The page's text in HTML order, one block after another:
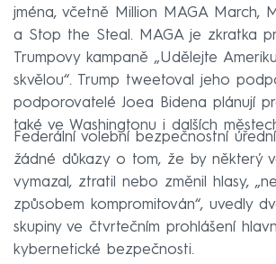
jména, včetně Million MAGA March,
a Stop the Steal. MAGA je zkratka
Trumpovy kampaně „Udělejte
skvělou“. Trump tweetoval jeho
podporovatelé Joea Bidena plánují
také ve Washingtonu i dalších
Federální volební bezpečnostní
žádné důkazy o tom, že by některý
vymazal, ztratil nebo změnil hlasy,
způsobem kompromitován“, uvedly
skupiny ve čtvrtečním prohlášení
kybernetické bezpečnosti.